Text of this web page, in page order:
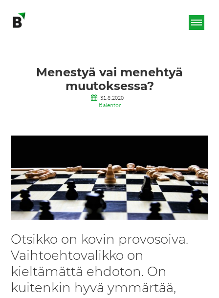
Menestyä vai menehtyä
muutoksessa?
31.8.2020
Balentor
Otsikko on kovin provosoiva.
Vaihtoehtovalikko on
kieltämättä ehdoton. On
kuitenkin hyvä ymmärtää,